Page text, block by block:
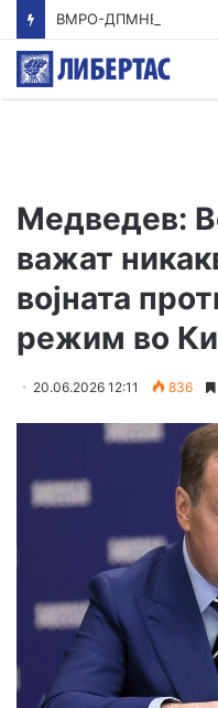
Медведев:
важат
војната
режим во
20.06.2026 12:11 836